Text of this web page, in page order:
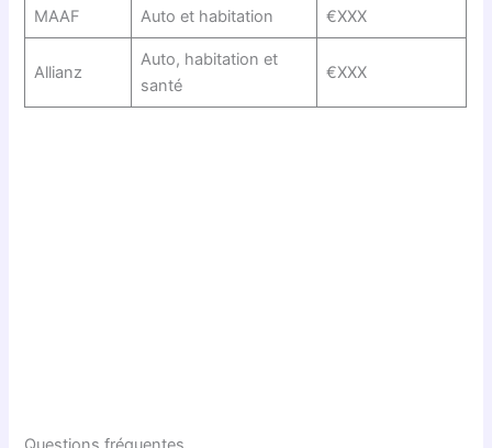
MAAF Auto et habitation €XXX
Allianz
Auto, habitation et
santé
€XXX